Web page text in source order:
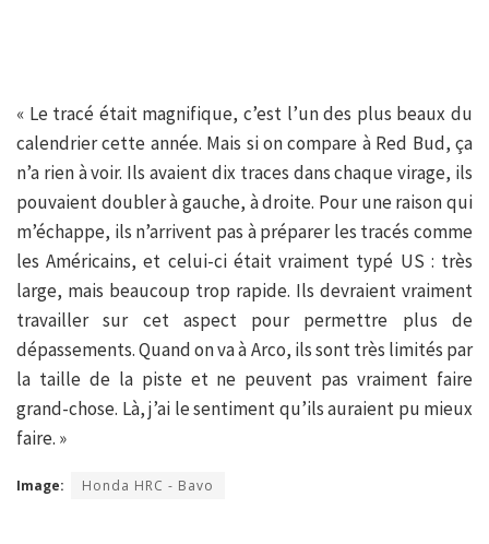
« Le tracé était magnifique, c’est l’un des plus beaux du
calendrier cette année. Mais si on compare à Red Bud, ça
n’a rien à voir. Ils avaient dix traces dans chaque virage, ils
pouvaient doubler à gauche, à droite. Pour une raison qui
m’échappe, ils n’arrivent pas à préparer les tracés comme
les Américains, et celui-ci était vraiment typé US : très
large, mais beaucoup trop rapide. Ils devraient vraiment
travailler sur cet aspect pour permettre plus de
dépassements. Quand on va à Arco, ils sont très limités par
la taille de la piste et ne peuvent pas vraiment faire
grand-chose. Là, j’ai le sentiment qu’ils auraient pu mieux
faire. »
Image: Honda HRC - Bavo